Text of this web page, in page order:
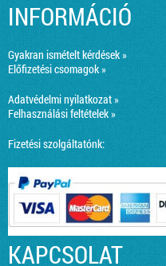
INFORMÁCIÓ
Gyakran ismételt kérdések »
Előfizetési csomagok »
Adatvédelmi nyilatkozat »
Felhasználási feltételek »
Fizetési szolgáltatónk:
KAPCSOLAT